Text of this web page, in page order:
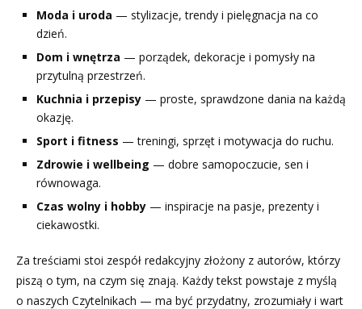
Moda i uroda — stylizacje, trendy i pielęgnacja na co
dzień.
Dom i wnętrza — porządek, dekoracje i pomysły na
przytulną przestrzeń.
Kuchnia i przepisy — proste, sprawdzone dania na każdą
okazję.
Sport i fitness — treningi, sprzęt i motywacja do ruchu.
Zdrowie i wellbeing — dobre samopoczucie, sen i
równowaga.
Czas wolny i hobby — inspiracje na pasje, prezenty i
ciekawostki.
Za treściami stoi zespół redakcyjny złożony z autorów, którzy
piszą o tym, na czym się znają. Każdy tekst powstaje z myślą
o naszych Czytelnikach — ma być przydatny, zrozumiały i wart